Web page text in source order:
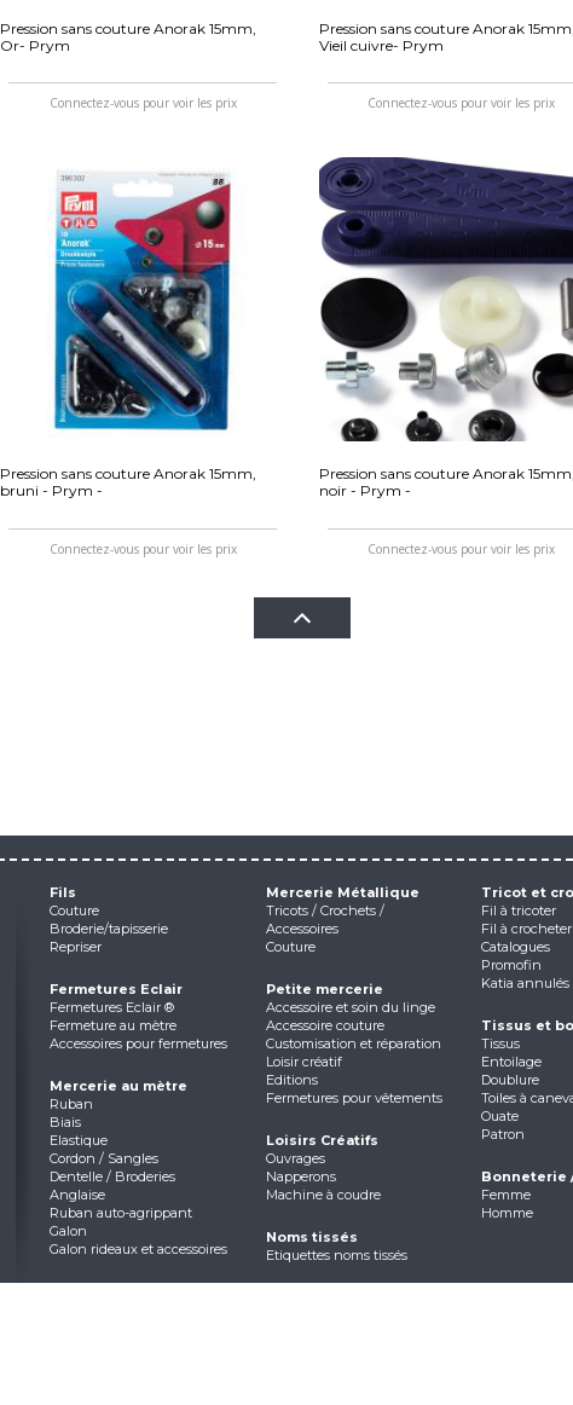
Pression sans couture Anorak 15mm,
Or- Prym
Connectez-vous pour voir les prix
Pression sans couture Anorak
Vieil cuivre- Prym
Connectez-vous pour voir les prix
Pression sans couture Anorak 15mm,
bruni - Prym -
Connectez-vous pour voir les prix
Pression sans couture Anorak
noir - Prym -
Connectez-vous pour voir les prix
Fils
Couture
Broderie/tapisserie
Repriser
Fermetures Eclair
Fermetures Eclair ®
Fermeture au mètre
Accessoires pour fermetures
Mercerie au mètre
Ruban
Biais
Elastique
Cordon / Sangles
Dentelle / Broderies
Anglaise
Ruban auto-agrippant
Galon
Galon rideaux et accessoires
Mercerie Métallique
Tricots / Crochets /
Accessoires
Couture
Petite mercerie
Accessoire et soin du linge
Accessoire couture
Customisation et réparation
Loisir créatif
Editions
Fermetures pour vêtements
Loisirs Créatifs
Ouvrages
Napperons
Machine à coudre
Noms tissés
Etiquettes noms tissés
Tricot et
Fil à tricoter
Fil à crocheter
Catalogues
Promofin
Katia annulés
Tissus et
Tissus
Entoilage
Doublure
Toiles à
Ouate
Patron
Bonneterie
Femme
Homme